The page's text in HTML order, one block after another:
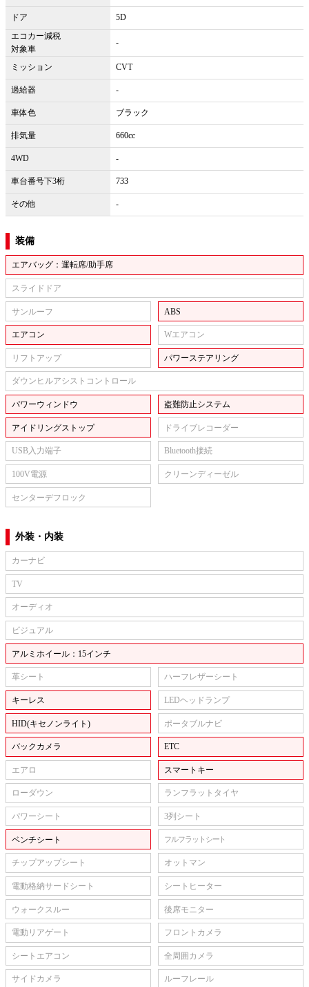
ドア
5D
エコカー減税
対象車
-
ミッション CVT
過給器 -
車体色 ブラック
排気量 660cc
4WD -
車台番号下3桁 733
その他 -
装備
エアバッグ：運転席/助手席
スライドドア
サンルーフ ABS
エアコン Wエアコン
リフトアップ パワーステアリング
ダウンヒルアシストコントロール
パワーウィンドウ 盗難防止システム
アイドリングストップ ドライブレコーダー
USB入力端子 Bluetooth接続
100V電源 クリーンディーゼル
センターデフロック
外装・内装
カーナビ
TV
オーディオ
ビジュアル
アルミホイール：15インチ
革シート ハーフレザーシート
キーレス LEDヘッドランプ
HID(キセノンライト) ポータブルナビ
バックカメラ ETC
エアロ スマートキー
ローダウン ランフラットタイヤ
パワーシート 3列シート
ベンチシート フルフラットシート
チップアップシート オットマン
電動格納サードシート シートヒーター
ウォークスルー 後席モニター
電動リアゲート フロントカメラ
シートエアコン 全周囲カメラ
サイドカメラ ルーフレール